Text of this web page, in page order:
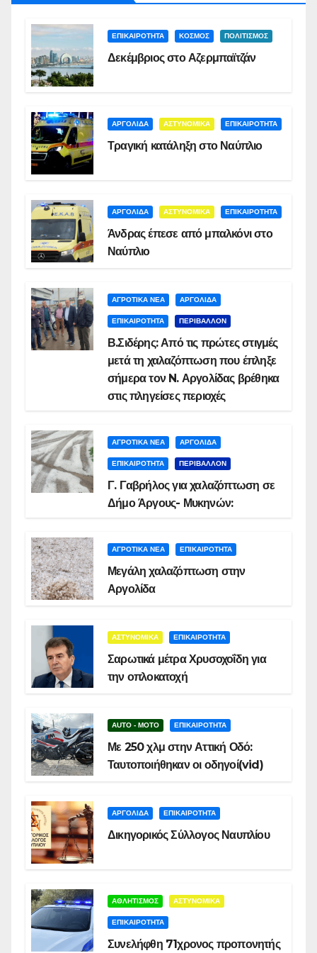
ΕΠΙΚΑΙΡΟΤΗΤΑ ΚΟΣΜΟΣ ΠΟΛΙΤΙΣΜΟΣ
Δεκέμβριος στο Αζερμπαϊτζάν
ΑΡΓΟΛΙΔΑ ΑΣΤΥΝΟΜΙΚΑ ΕΠΙΚΑΙΡΟΤΗΤΑ
Τραγική κατάληξη στο Ναύπλιο
ΑΡΓΟΛΙΔΑ ΑΣΤΥΝΟΜΙΚΑ ΕΠΙΚΑΙΡΟΤΗΤΑ
Άνδρας έπεσε από μπαλκόνι στο
Ναύπλιο
ΑΓΡΟΤΙΚΑ ΝΕΑ ΑΡΓΟΛΙΔΑ
ΕΠΙΚΑΙΡΟΤΗΤΑ ΠΕΡΙΒΑΛΛΟΝ
Β.Σιδέρης: Από τις πρώτες στιγμές
μετά τη χαλαζόπτωση που έπληξε
σήμερα τον N. Αργολίδας βρέθηκα
στις πληγείσες περιοχές
ΑΓΡΟΤΙΚΑ ΝΕΑ ΑΡΓΟΛΙΔΑ
ΕΠΙΚΑΙΡΟΤΗΤΑ ΠΕΡΙΒΑΛΛΟΝ
Γ. Γαβρήλος για χαλαζόπτωση σε
Δήμο Άργους- Μυκηνών:
ΑΓΡΟΤΙΚΑ ΝΕΑ ΕΠΙΚΑΙΡΟΤΗΤΑ
Μεγάλη χαλαζόπτωση στην
Αργολίδα
ΑΣΤΥΝΟΜΙΚΑ ΕΠΙΚΑΙΡΟΤΗΤΑ
Σαρωτικά μέτρα Χρυσοχοΐδη για
την οπλοκατοχή
AUTO - MOTO ΕΠΙΚΑΙΡΟΤΗΤΑ
Με 250 χλμ στην Αττική Οδό:
Ταυτοποιήθηκαν οι οδηγοί(vid)
ΑΡΓΟΛΙΔΑ ΕΠΙΚΑΙΡΟΤΗΤΑ
Δικηγορικός Σύλλογος Ναυπλίου
ΑΘΛΗΤΙΣΜΟΣ ΑΣΤΥΝΟΜΙΚΑ
ΕΠΙΚΑΙΡΟΤΗΤΑ
Συνελήφθη 71χρονος προπονητής